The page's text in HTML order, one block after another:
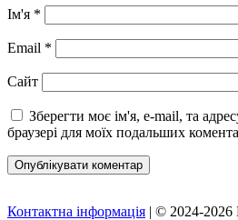
Ім'я *
Email *
Сайт
Зберегти моє ім'я, e-mail, та
браузері для моїх подальших
Контактна інформація | © 2024-2026